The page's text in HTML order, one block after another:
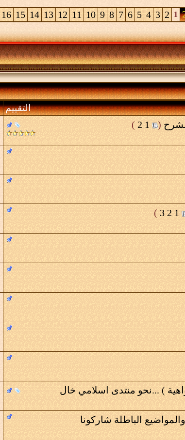
1
2
3
4
5
6
7
8
9
10
11
12
13
14
15
16
التقييم
(
1
2
)
1
2
3
)
) ...نحو منتدى اسلامي خال
الباطلة شاركونا